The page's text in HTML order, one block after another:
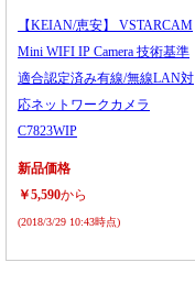
【KEIAN/恵安】 VSTARCAM
Mini WIFI IP Camera 技術基準
適合認定済み有線/無線LAN対
応ネットワークカメラ
C7823WIP
新品価格
￥5,590から
(2018/3/29 10:43時点)